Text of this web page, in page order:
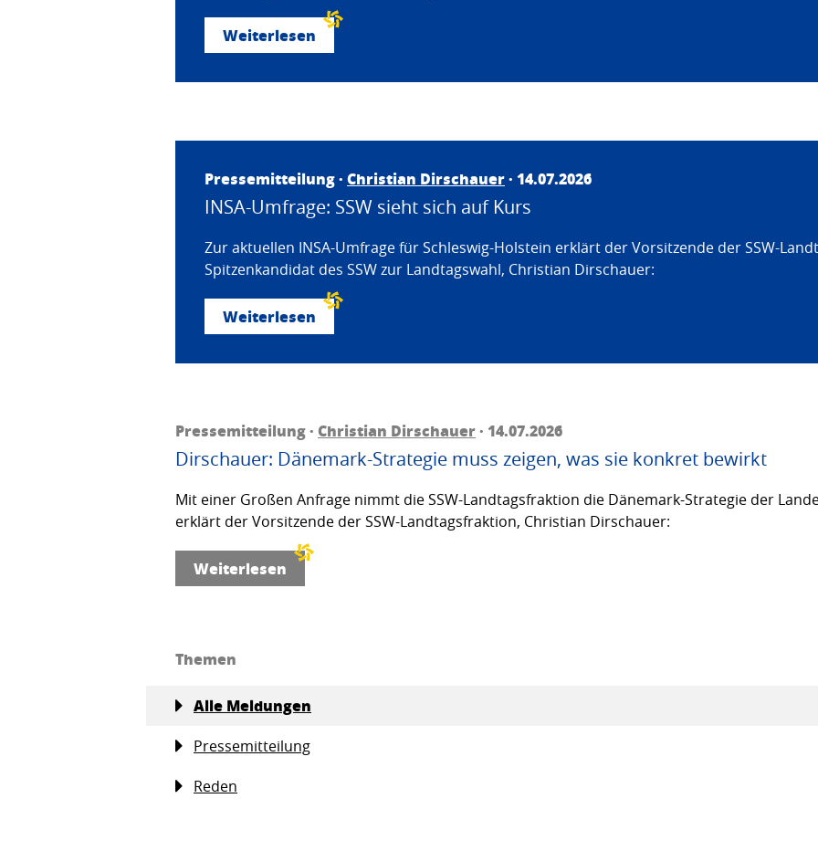
Weiterlesen
Pressemitteilung · Christian Dirschauer· 14.07.2026
INSA-Umfrage: SSW sieht sich auf Kurs
Zur aktuellen INSA-Umfrage für Schleswig-Holstein erklärt der Vorsitzende der SSW-
Spitzenkandidat des SSW zur Landtagswahl, Christian Dirschauer:
Weiterlesen
Pressemitteilung · Christian Dirschauer· 14.07.2026
Dirschauer: Dänemark-Strategie muss zeigen, was sie konkret bewirkt
Mit einer Großen Anfrage nimmt die SSW-Landtagsfraktion die Dänemark-Strategie der
erklärt der Vorsitzende der SSW-Landtagsfraktion, Christian Dirschauer:
Weiterlesen
Themen
Alle Meldungen
Pressemitteilung
Reden